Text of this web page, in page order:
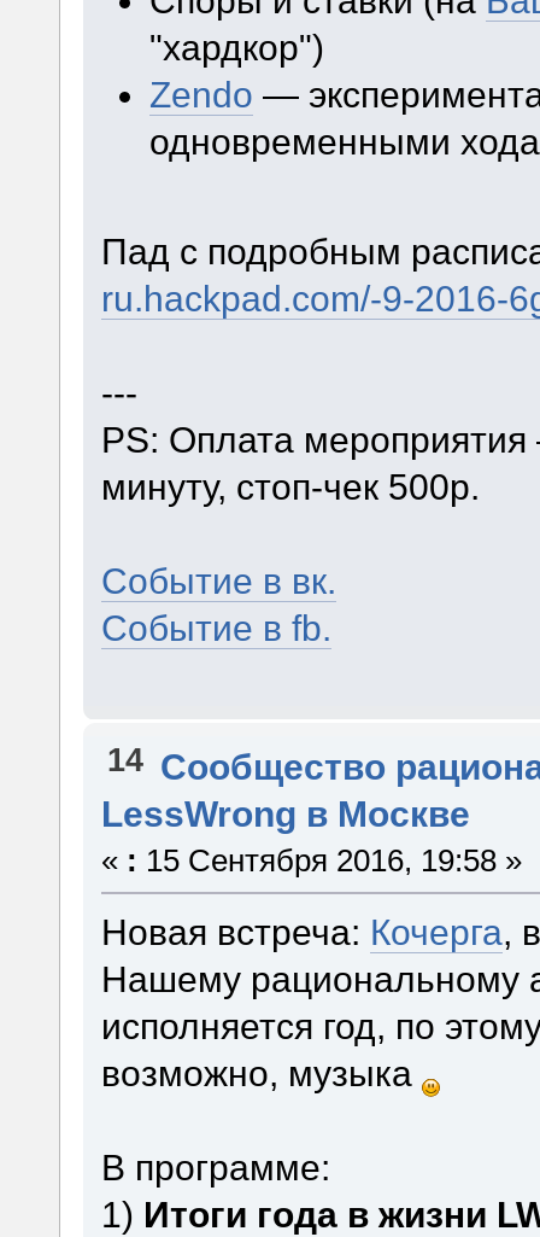
"хардкор")
Zendo —
одновременными
Пад с подробным
ru.hackpad.com/-9-2016-
---
PS: Оплата
минуту, стоп-чек 500р.
Событие в вк.
Событие в fb.
14 Сообщество
LessWrong в Москве
« : 15 Сентября 2016, 19:58 »
Новая встреча: Кочерга,
Нашему рациональному
исполняется год, по
возможно, музыка
В программе:
1) Итоги года в жизни